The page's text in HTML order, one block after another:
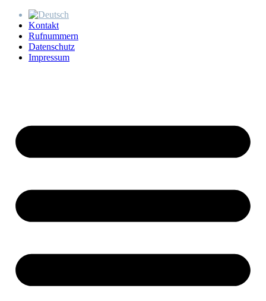
Kontakt
Rufnummern
Datenschutz
Impressum